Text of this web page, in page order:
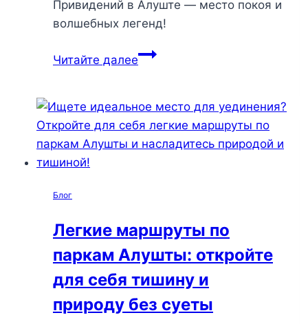
Привидений в Алуште — место покоя и
волшебных легенд!
Читайте далееДолина
для
себя
уединение
без
толпы
туристов
Блог
Легкие маршруты по
паркам Алушты: откройте
для себя тишину и
природу без суеты